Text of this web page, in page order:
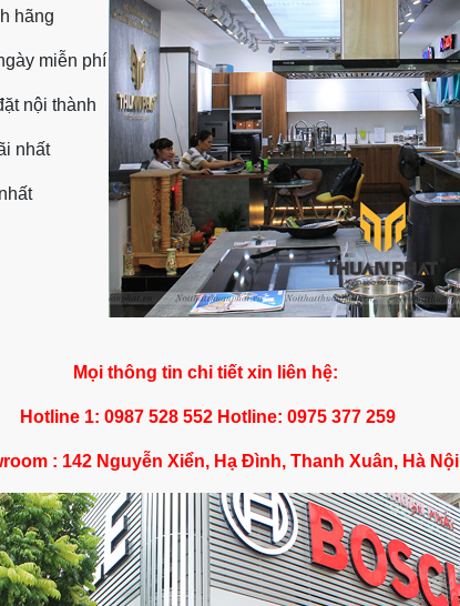
hãng
miễn phí
nội thành
nhất
Mọi thông tin chi tiết xin liên hệ:
Hotline 1: 0987 528 552 Hotline: 0975 377 259
: 142 Nguyễn Xiển, Hạ Đình, Thanh Xuân, Hà Nội